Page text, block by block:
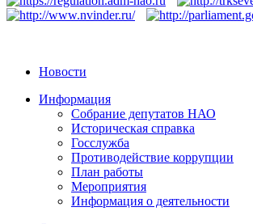
Новости
Информация
Собрание депутатов НАО
Историческая справка
Госслужба
Противодействие коррупции
План работы
Мероприятия
Информация о деятельности